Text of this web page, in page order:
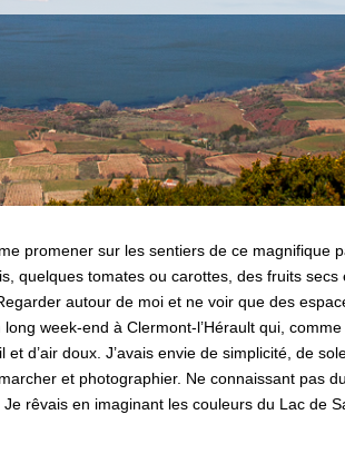
promener sur les sentiers de ce
quelques tomates ou carottes, des fruits secs
autour de moi et ne voir que des
week-end à Clermont-l’Hérault qui, comme
d’air doux. J’avais envie de simplicité, de
et photographier. Ne connaissant pas
rêvais en imaginant les couleurs du Lac de